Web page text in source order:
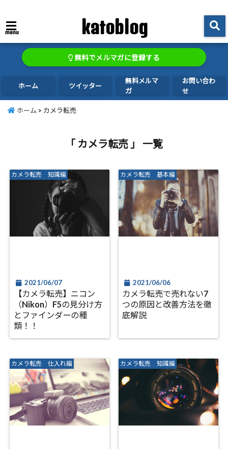
menu katoblog
無料でメルマガに登録する
ホーム ツイッター
無料メルマ
ガ
お問い合わ
せ
ホーム > カメラ転売
「 カメラ転売 」 一覧
カメラ転売 知識編
2021/06/07
【カメラ転売】ニコン
（Nikon）F5の見分け方
とファインダーの種
類！！
カメラ転売 基本編
2021/06/06
カメラ転売で売れない7
つの原因と改善方法を徹
底解説
カメラ転売 仕入れ編 カメラ転売 知識編